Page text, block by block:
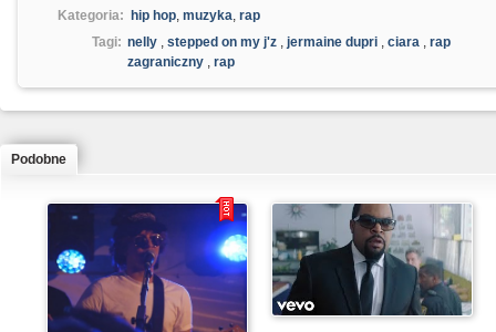
Kategoria:
hip hop, muzyka, rap
Tagi: nelly , stepped on my j'z , jermaine dupri , ciara , rap
zagraniczny , rap
Podobne